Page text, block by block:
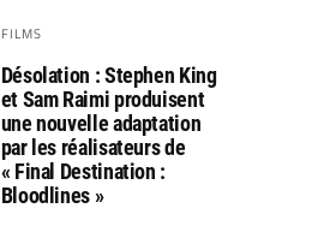
FILMS
Désolation : Stephen King
et Sam Raimi produisent
une nouvelle adaptation
par les réalisateurs de
« Final Destination :
Bloodlines »